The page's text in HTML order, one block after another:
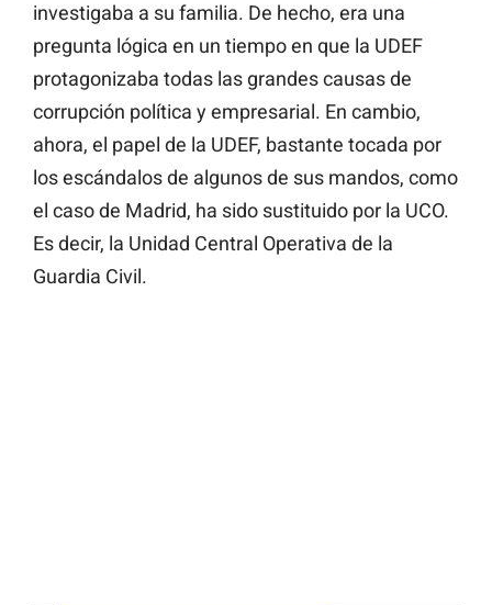
investigaba a su familia. De hecho, era una
pregunta lógica en un tiempo en que la UDEF
protagonizaba todas las grandes causas de
corrupción política y empresarial. En cambio,
ahora, el papel de la UDEF, bastante tocada por
los escándalos de algunos de sus mandos, como
el caso de Madrid, ha sido sustituido por la UCO.
Es decir, la Unidad Central Operativa de la
Guardia Civil.